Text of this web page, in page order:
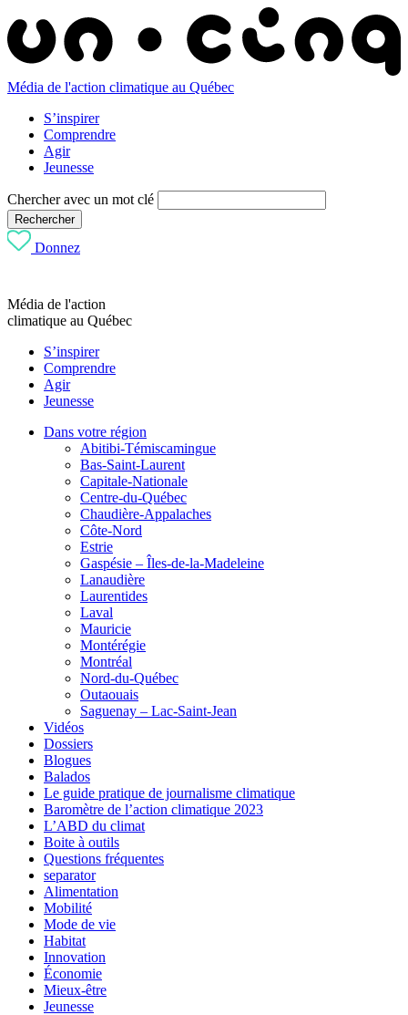
Média de l'action climatique au Québec
S’inspirer
Comprendre
Agir
Jeunesse
Chercher avec un mot clé
Rechercher
Donnez
Média de l'action
climatique au Québec
S’inspirer
Comprendre
Agir
Jeunesse
Dans votre région
Abitibi-Témiscamingue
Bas-Saint-Laurent
Capitale-Nationale
Centre-du-Québec
Chaudière-Appalaches
Côte-Nord
Estrie
Gaspésie – Îles-de-la-Madeleine
Lanaudière
Laurentides
Laval
Mauricie
Montérégie
Montréal
Nord-du-Québec
Outaouais
Saguenay – Lac-Saint-Jean
Vidéos
Dossiers
Blogues
Balados
Le guide pratique de journalisme climatique
Baromètre de l’action climatique 2023
L’ABD du climat
Boite à outils
Questions fréquentes
separator
Alimentation
Mobilité
Mode de vie
Habitat
Innovation
Économie
Mieux-être
Jeunesse